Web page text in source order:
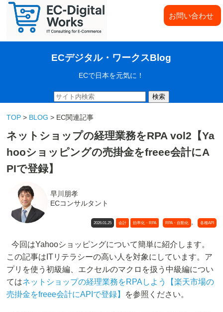
ECデジタル・ワークスBlog
ECで日本を元気に！
お問い合わせ
検索
TOP > BLOG > EC関連記事
ネットショップの経理業務をRPA vol2【Ya
hooショッピングの売掛金をfreee会計にA
PIで登録】
早川朋孝
ECコンサルタント
2026.01.25 会計 効率化・RPA RPA・自動化 , 各種API
今回はYahooショッピングについて簡単に紹介します。
この記事はITリテラシーの高い人を対象にしています。ア
プリを使う初級編、エクセルのマクロを扱う中級編につい
てはネットショップの経理業務をRPAしよう【楽天市場の
売掛金をfreee会計にAPIで登録】 を参照ください。